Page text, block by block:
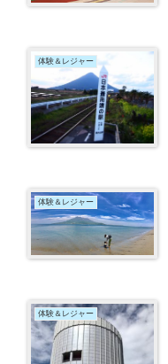
体験＆レジャー
体験＆レジャー
体験＆レジャー